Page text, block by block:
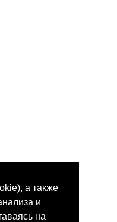
а также
и
на